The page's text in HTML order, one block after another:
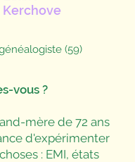
Kerchove
(59)
vous ?
mère de 72 ans
d'expérimenter
: EMI, états